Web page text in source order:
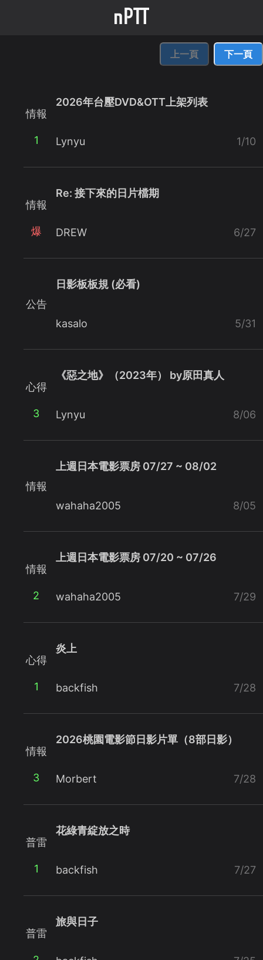
上一頁 下一頁
情報
1
2026年台壓DVD&OTT上架列表
Lynyu 1/10
情報
爆
Re: 接下來的日片檔期
DREW 6/27
公告
日影板板規 (必看)
kasalo 5/31
心得
3
《惡之地》（2023年） by原田真人
Lynyu 8/06
情報
上週日本電影票房 07/27 ~ 08/02
wahaha2005 8/05
情報
2
上週日本電影票房 07/20 ~ 07/26
wahaha2005 7/29
心得
1
炎上
backfish 7/28
情報
3
2026桃園電影節日影片單（8部日影）
Morbert 7/28
普雷
1
花綠青綻放之時
backfish 7/27
普雷
旅與日子